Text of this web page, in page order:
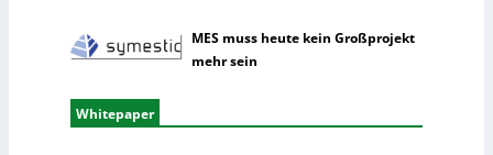
MES muss heute kein Großprojekt
mehr sein
Whitepaper